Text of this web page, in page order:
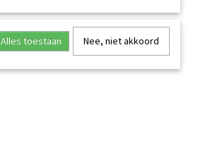
Alles toestaan Nee, niet akkoord